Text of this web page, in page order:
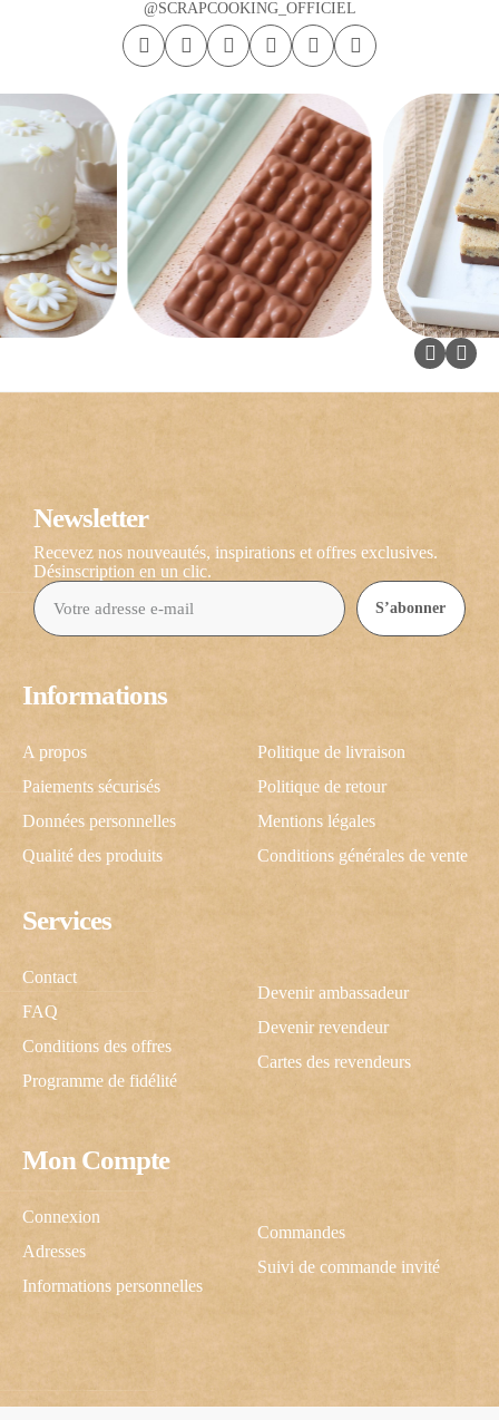
@SCRAPCOOKING_OFFICIEL
Mon Compte
Connexion
Adresses
Informations personnelles
Commandes
Suivi de commande invité
Services
Contact
FAQ
Conditions des offres
Programme de fidélité
Devenir ambassadeur
Devenir revendeur
Cartes des revendeurs
Informations
A propos
Paiements sécurisés
Données personnelles
Qualité des produits
Politique de livraison
Politique de retour
Mentions légales
Conditions générales de vente
Newsletter
Recevez nos nouveautés, inspirations et offres exclusives.
Désinscription en un clic.
S’abonner
C'est cadeau !
Une inscription, -10% pour vous !